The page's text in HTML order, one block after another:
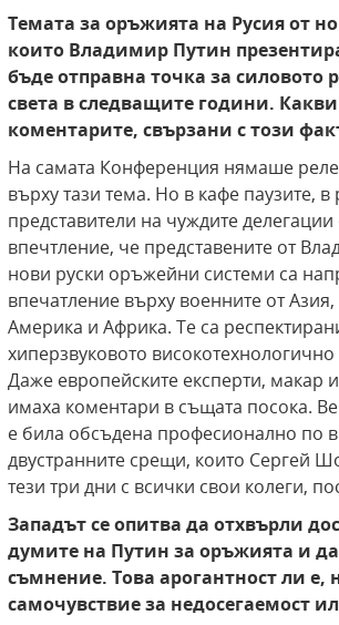
Темата за оръжията на Русия от
които Владимир Путин
бъде отправна точка за силовото
света в следващите години. Какви
коментарите, свързани с този
На самата Конференция нямаше
върху тази тема. Но в кафе паузите, в
представители на чуждите делегации
впечтление, че представените от
нови руски оръжейни системи са
впечатление върху военните от Азия,
Америка и Африка. Те са
хиперзвуковото
Даже европейските експерти, макар
имаха коментари в същата посока.
е била обсъдена професионално по
двустранните срещи, които Сергей
тези три дни с всички свои колеги,
Западът се опитва да отхвърли
думите на Путин за оръжията и
съмнение. Това арогантност ли е,
самочувствие за недосегаемост